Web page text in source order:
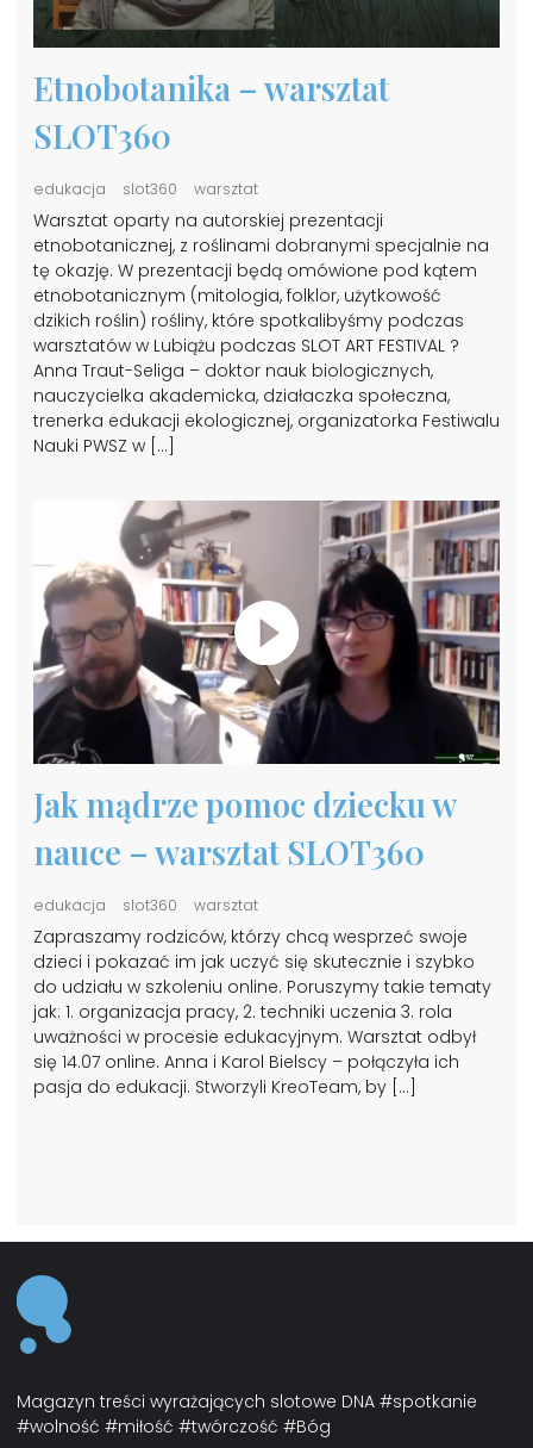
Etnobotanika – warsztat
SLOT360
edukacja slot360 warsztat
Warsztat oparty na autorskiej prezentacji
etnobotanicznej, z roślinami dobranymi specjalnie na
tę okazję. W prezentacji będą omówione pod kątem
etnobotanicznym (mitologia, folklor, użytkowość
dzikich roślin) rośliny, które spotkalibyśmy podczas
warsztatów w Lubiążu podczas SLOT ART FESTIVAL ?
Anna Traut-Seliga – doktor nauk biologicznych,
nauczycielka akademicka, działaczka społeczna,
trenerka edukacji ekologicznej, organizatorka Festiwalu
Nauki PWSZ w […]
Jak mądrze pomoc dziecku w
nauce – warsztat SLOT360
edukacja slot360 warsztat
Zapraszamy rodziców, którzy chcą wesprzeć swoje
dzieci i pokazać im jak uczyć się skutecznie i szybko
do udziału w szkoleniu online. Poruszymy takie tematy
jak: 1. organizacja pracy, 2. techniki uczenia 3. rola
uważności w procesie edukacyjnym. Warsztat odbył
się 14.07 online. Anna i Karol Bielscy – połączyła ich
pasja do edukacji. Stworzyli KreoTeam, by […]
Magazyn treści wyrażających slotowe DNA #spotkanie
#wolność #miłość #twórczość #Bóg